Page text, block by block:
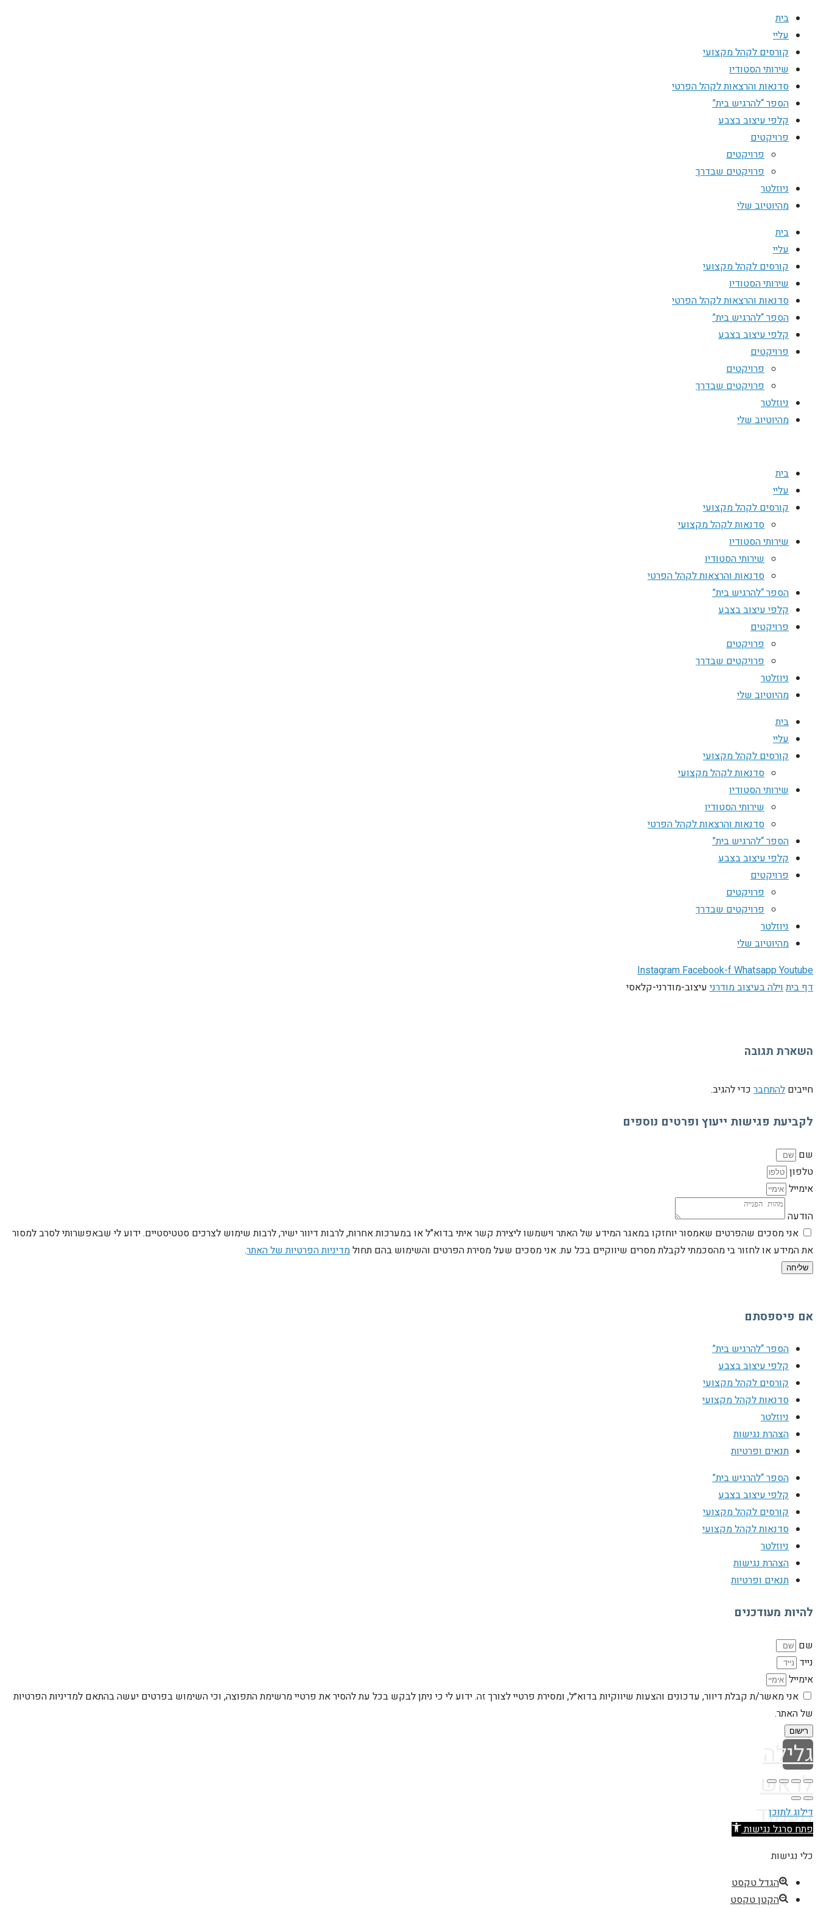
בית
עליי
קורסים לקהל מקצועי
שירותי הסטודיו
סדנאות והרצאות לקהל הפרטי
הספר “להרגיש בית”
קלפי עיצוב בצבע
פרויקטים
פרויקטים
פרויקטים שבדרך
ניוזלטר
מהיוטיוב שלי
בית
עליי
קורסים לקהל מקצועי
שירותי הסטודיו
סדנאות והרצאות לקהל הפרטי
הספר “להרגיש בית”
קלפי עיצוב בצבע
פרויקטים
פרויקטים
פרויקטים שבדרך
ניוזלטר
מהיוטיוב שלי
בית
עליי
קורסים לקהל מקצועי
סדנאות לקהל מקצועי
שירותי הסטודיו
שירותי הסטודיו
סדנאות והרצאות לקהל הפרטי
הספר “להרגיש בית”
קלפי עיצוב בצבע
פרויקטים
פרויקטים
פרויקטים שבדרך
ניוזלטר
מהיוטיוב שלי
בית
עליי
קורסים לקהל מקצועי
סדנאות לקהל מקצועי
שירותי הסטודיו
שירותי הסטודיו
סדנאות והרצאות לקהל הפרטי
הספר “להרגיש בית”
קלפי עיצוב בצבע
פרויקטים
פרויקטים
פרויקטים שבדרך
ניוזלטר
מהיוטיוב שלי
InstagramFacebook-fWhatsappYoutube
דף ביתוילה בעיצוב מודרני עיצוב-מודרני-קלאסי
השארת תגובה
חייבים להתחבר כדי להגיב.
לקביעת פגישות ייעוץ ופרטים נוספים
שם
טלפון
אימייל
הודעה
אני מסכים שהפרטים שאמסור יוחזקו במאגר המידע של האתר וישמשו ליצירת קשר איתי בדוא"ל או במערכות אחרות, לרבות דיוור ישיר, לרבות שימוש לצרכים סטטיסטיים. ידוע לי שבאפשרותי לסרב למסור
את המידע או לחזור בי מהסכמתי לקבלת מסרים שיווקיים בכל עת. אני מסכים שעל מסירת הפרטים והשימוש בהם תחולמדיניות הפרטיות של האתר.
שליחה
אם פיספסתם
הספר “להרגיש בית”
קלפי עיצוב בצבע
קורסים לקהל מקצועי
סדנאות לקהל מקצועי
ניוזלטר
הצהרת נגישות
תנאים ופרטיות
הספר “להרגיש בית”
קלפי עיצוב בצבע
קורסים לקהל מקצועי
סדנאות לקהל מקצועי
ניוזלטר
הצהרת נגישות
תנאים ופרטיות
להיות מעודכנים
שם
נייד
אימייל
אני מאשר/ת קבלת דיוור, עדכונים והצעות שיווקיות בדוא״ל, ומסירת פרטיי לצורך זה. ידוע לי כי ניתן לבקש בכל עת להסיר את פרטיי מרשימת התפוצה, וכי השימוש בפרטים יעשה בהתאם למדיניות הפרטיות
של האתר.
רישום
גלילה
לראש
העמוד
דילוג לתוכן
פתח סרגל נגישות
כלי נגישות
הגדל טקסט
הקטן טקסט